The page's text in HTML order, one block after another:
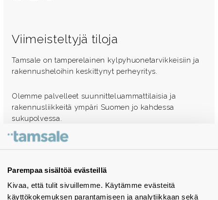
Parempaa sisältöä evästeillä
Kivaa, että tulit sivuillemme. Käytämme evästeitä
käyttökokemuksen parantamiseen ja analytiikkaan sekä
Viimeisteltyjä tiloja
Tamsale on tamperelainen kylpyhuonetarvikkeisiin ja
rakennusheloihin keskittynyt perheyritys.
Olemme palvelleet suunnitteluammattilaisia ja
rakennusliikkeitä ympäri Suomen jo kahdessa
sukupolvessa.
Ota yhteyttä - autamme mielellämme
Tuotekuvastot
Instagram